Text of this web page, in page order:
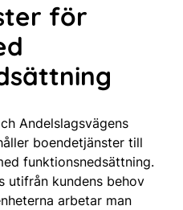
för
Andelslagsvägens
boendetjänster till
funktionsnedsättning.
utifrån kundens behov
arbetar man